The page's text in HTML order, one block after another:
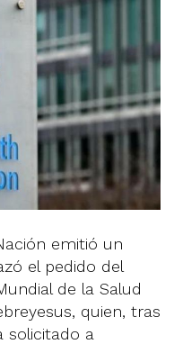
emitió un
el pedido del
de la Salud
quien, tras
solicitado a